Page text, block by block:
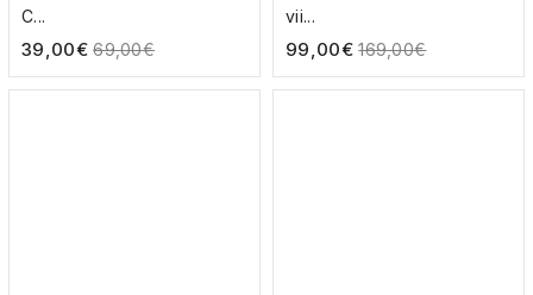
C...
39,00€ 69,00€
vii...
99,00€ 169,00€